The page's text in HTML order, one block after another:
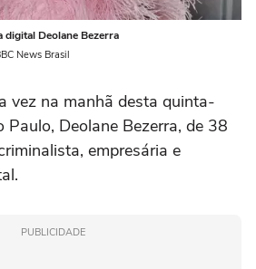
digital Deolane Bezerra
News Brasil
vez na manhã desta quinta-
Deolane Bezerra, de 38
empresária e
PUBLICIDADE